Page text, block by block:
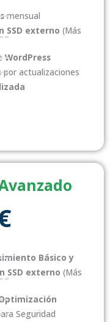
mensual
SSD externo (Más
WordPress
actualizaciones
Básico y
SSD externo (Más
Seguridad